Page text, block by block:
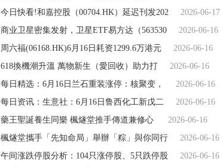
今日快看!和嘉控股（00704.HK）延迟刊发202
2026-06-17
商业卫星密集发射，卫星ETF易方达（563530
2026-06-16
周六福(06168.HK)6月16日耗资1299.6万港元
2026-06-16
618換機潮升溫 萬物新生（愛回收）助力打
2026-06-16
每日精选：6月16日兰石重装涨停：核聚变，
2026-06-16
每日资讯：生意社：6月16日鲁西化工新戊二
2026-06-16
藥王聖誕養生同樂 楓燧堂推手傳道兼修心
2026-06-16
楓燧堂攜手「先知命局」舉辦「粽」與你同行
2026-06-16
午间涨跌停股分析：104只涨停股、5只跌停股
2026-06-16